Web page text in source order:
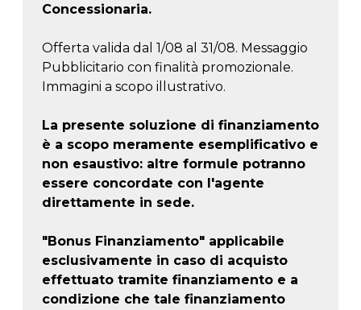
Concessionaria.
Offerta valida dal 1/08 al 31/08. Messaggio
Pubblicitario con finalità promozionale.
Immagini a scopo illustrativo.
La presente soluzione di finanziamento
è a scopo meramente esemplificativo e
non esaustivo: altre formule potranno
essere concordate con l'agente
direttamente in sede.
"Bonus Finanziamento" applicabile
esclusivamente in caso di acquisto
effettuato tramite finanziamento e a
condizione che tale finanziamento